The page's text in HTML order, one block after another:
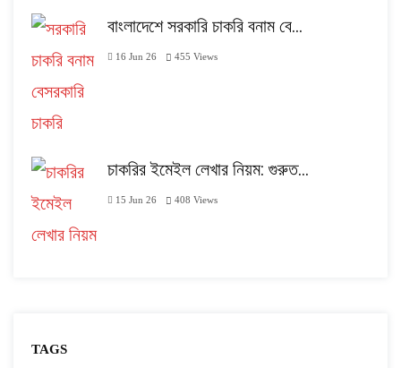
বাংলাদেশে সরকারি চাকরি বনাম বে…
16 Jun 26 455 Views
চাকরির ইমেইল লেখার নিয়ম: গুরুত…
15 Jun 26 408 Views
TAGS